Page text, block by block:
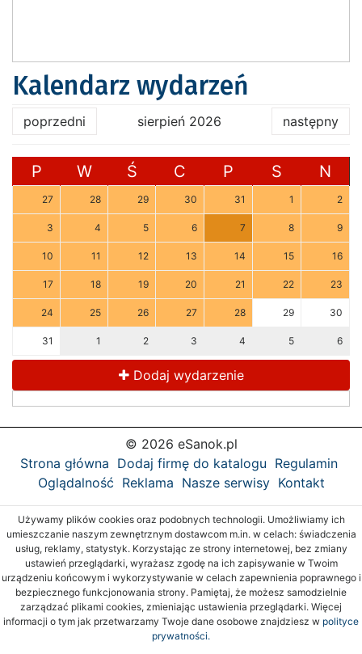
Kalendarz wydarzeń
poprzedni sierpień 2026 następny
P W Ś C P S N
27 28 29 30 31 1 2
3 4 5 6 7 8 9
10 11 12 13 14 15 16
17 18 19 20 21 22 23
24 25 26 27 28 29 30
31 1 2 3 4 5 6
Dodaj wydarzenie
© 2026 eSanok.pl
Strona główna Dodaj firmę do katalogu Regulamin
Oglądalność Reklama Nasze serwisy Kontakt
Używamy plików cookies oraz podobnych technologii. Umożliwiamy ich
umieszczanie naszym zewnętrznym dostawcom m.in. w celach: świadczenia
usług, reklamy, statystyk. Korzystając ze strony internetowej, bez zmiany
ustawień przeglądarki, wyrażasz zgodę na ich zapisywanie w Twoim
urządzeniu końcowym i wykorzystywanie w celach zapewnienia poprawnego i
bezpiecznego funkcjonowania strony. Pamiętaj, że możesz samodzielnie
zarządzać plikami cookies, zmieniając ustawienia przeglądarki. Więcej
informacji o tym jak przetwarzamy Twoje dane osobowe znajdziesz w polityce
prywatności.